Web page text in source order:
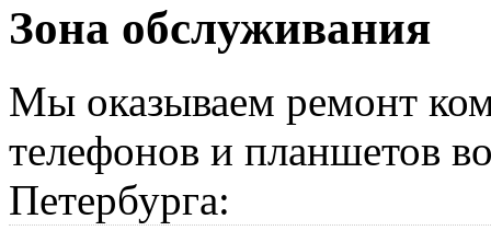
Зона обслуживания
Мы оказываем ремонт
телефонов и планшетов
Петербурга: